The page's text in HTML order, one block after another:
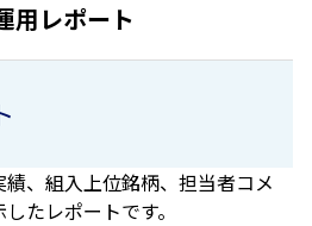
用レポート
、組入上位銘柄、担当者コメ
たレポートです。